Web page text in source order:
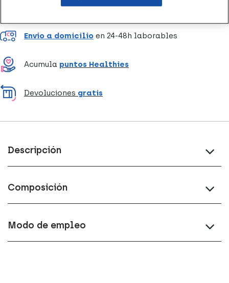
Entrega rápida y gratuitaen farmacia
Envío a domicilio en 24-48h laborables
Acumula puntos Healthies
Devoluciones gratis
Descripción
Composición
Modo de empleo